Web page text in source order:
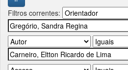
Filtros correntes: